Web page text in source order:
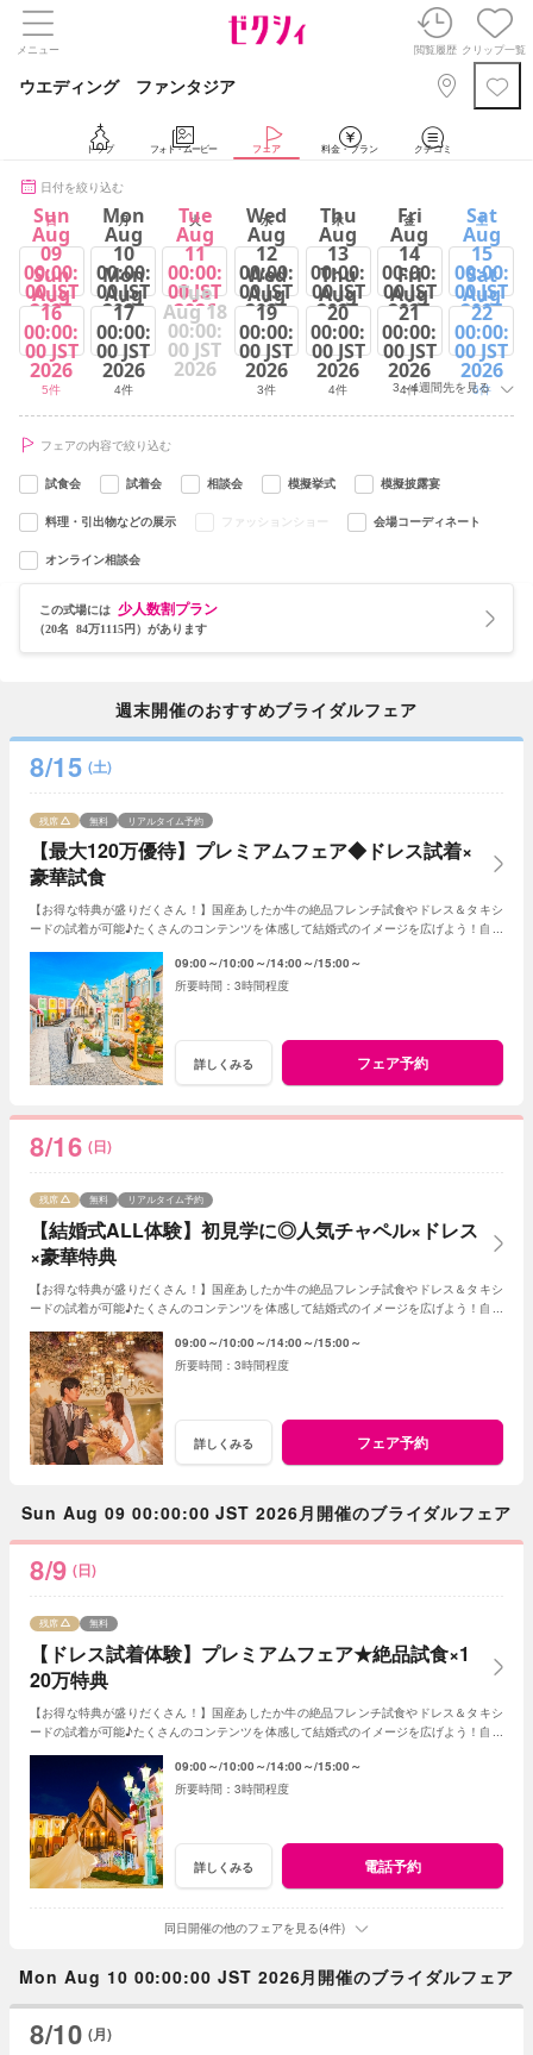
メニュー 閲覧履歴 クリップ一覧
ウエディング ファンタジア
トップ フォト・ムービー フェア 料金・プラン クチコミ
日付を絞り込む
日 月 火 水 木 金 土
Sun
Aug
09
00:00:
00 JST
2026
5件
Mon
Aug
10
00:00:
00 JST
2026
3件
Tue
Aug
11
00:00:
00 JST
2026
5件
Wed
Aug
12
00:00:
00 JST
2026
3件
Thu
Aug
13
00:00:
00 JST
2026
4件
Fri
Aug
14
00:00:
00 JST
2026
4件
Sat
Aug
15
00:00:
00 JST
2026
5件
Sun
Aug
16
00:00:
00 JST
2026
5件
Mon
Aug
17
00:00:
00 JST
2026
4件
Tue
Aug 18
00:00:
00 JST
2026
Wed
Aug
19
00:00:
00 JST
2026
3件
Thu
Aug
20
00:00:
00 JST
2026
4件
Fri
Aug
21
00:00:
00 JST
2026
4件
Sat
Aug
22
00:00:
00 JST
2026
6件
3～4週間先を見る
フェアの内容で絞り込む
試食会 試着会 相談会 模擬挙式 模擬披露宴
料理・引出物などの展示 ファッションショー 会場コーディネート
オンライン相談会
この式場には 少人数割プラン
（20名 84万1115円）があります
週末開催のおすすめブライダルフェア
8/15 (土)
【最大120万優待】プレミアムフェア◆ドレス試着×
豪華試食
残席 無料 リアルタイム予約
【お得な特典が盛りだくさん！】国産あしたか牛の絶品フレンチ試食やドレス＆タキシ
ードの試着が可能♪たくさんのコンテンツを体感して結婚式のイメージを広げよう！自由
09:00～ 10:00～ 14:00～ 15:00～
3時間程度
詳しくみる フェア予約
8/16 (日)
【結婚式ALL体験】初見学に◎人気チャペル×ドレス
×豪華特典
残席 無料 リアルタイム予約
【お得な特典が盛りだくさん！】国産あしたか牛の絶品フレンチ試食やドレス＆タキシ
ードの試着が可能♪たくさんのコンテンツを体感して結婚式のイメージを広げよう！自由
09:00～ 10:00～ 14:00～ 15:00～
3時間程度
詳しくみる フェア予約
Sun Aug 09 00:00:00 JST 2026月開催のブライダルフェア
8/9 (日)
【ドレス試着体験】プレミアムフェア★絶品試食×1
20万特典
残席 無料
【お得な特典が盛りだくさん！】国産あしたか牛の絶品フレンチ試食やドレス＆タキシ
ードの試着が可能♪たくさんのコンテンツを体感して結婚式のイメージを広げよう！自由
09:00～ 10:00～ 14:00～ 15:00～
3時間程度
詳しくみる 電話予約
同日開催の他のフェアを見る(4件)
Mon Aug 10 00:00:00 JST 2026月開催のブライダルフェア
8/10 (月)